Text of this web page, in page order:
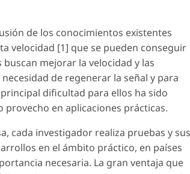
de los conocimientos existentes
velocidad [1] que se pueden conseguir
mejorar la velocidad y las
de regenerar la señal y para
dificultad para ellos ha sido
en aplicaciones prácticas.
cada investigador realiza pruebas y sus
en el ámbito práctico, en países
necesaria. La gran ventaja que